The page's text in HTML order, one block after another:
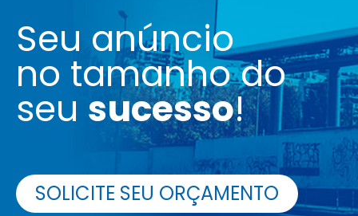
Seu anúncio
no tamanho do
seu sucesso!
SOLICITE SEU ORÇAMENTO